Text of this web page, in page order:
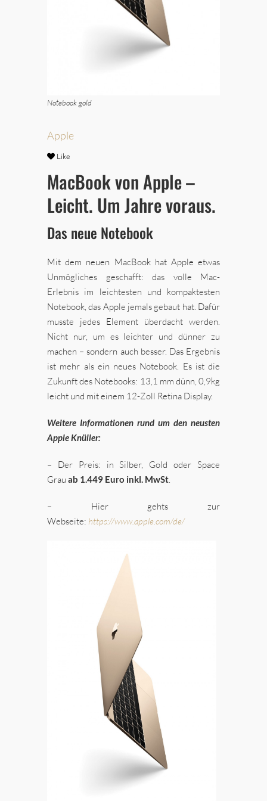
Notebook gold
Apple
Like
MacBook von Apple –
Leicht. Um Jahre voraus.
Das neue Notebook
Mit dem neuen MacBook hat Apple etwas
Unmögliches geschafft: das volle Mac-
Erlebnis im leichtesten und kompaktesten
Notebook, das Apple jemals gebaut hat. Dafür
musste jedes Element überdacht werden.
Nicht nur, um es leichter und dünner zu
machen – sondern auch besser. Das Ergebnis
ist mehr als ein neues Notebook. Es ist die
Zukunft des Notebooks: 13,1 mm dünn, 0,9kg
leicht und mit einem 12-Zoll Retina Display.
Weitere Informationen rund um den neusten
Apple Knüller:
– Der Preis: in Silber, Gold oder Space
Grau ab 1.449 Euro inkl. MwSt.
– Hier gehts zur
Webseite: https://www.apple.com/de/